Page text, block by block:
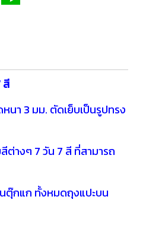
สี
นา 3 มม. ตัดเย็บเป็นรูปทรง
างๆ 7 วัน 7 สี ที่สามารถ
ตุ๊กแก ทั้งหมดถุงแปะบน